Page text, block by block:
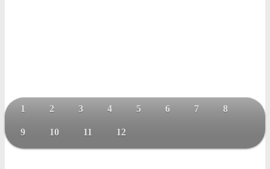
1 2 3 4 5 6 7 8
9 10 11 12